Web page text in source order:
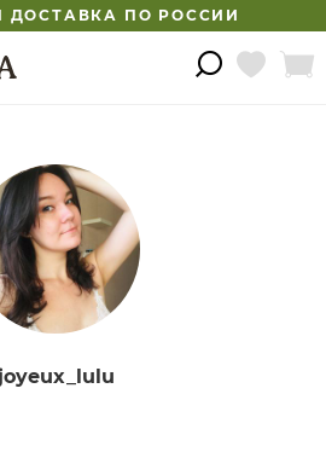
ДОСТАВКА ПО РОССИИ
joyeux_lulu